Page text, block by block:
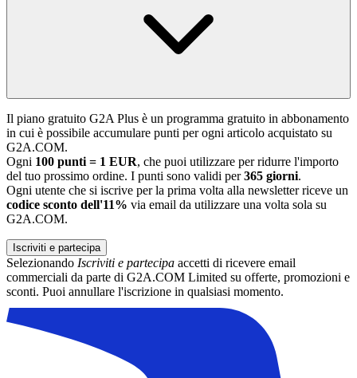
Il piano gratuito G2A Plus è un programma gratuito in abbonamento
in cui è possibile accumulare punti per ogni articolo acquistato su
G2A.COM.
Ogni 100 punti = 1 EUR, che puoi utilizzare per ridurre l'importo
del tuo prossimo ordine. I punti sono validi per365 giorni.
Ogni utente che si iscrive per la prima volta alla newsletter riceve un
codice sconto dell'11% via email da utilizzare una volta sola su
G2A.COM.
Iscriviti e partecipa
Selezionando Iscriviti e partecipa accetti di ricevere email
commerciali da parte di G2A.COM Limited su offerte, promozioni e
sconti. Puoi annullare l'iscrizione in qualsiasi momento.